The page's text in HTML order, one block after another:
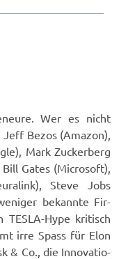
Wer es nicht
Bezos (Ama­zon),
Mark Zucker­berg
Gates (Micro­soft),
Ste­ve Jobs
bekann­te Fir­
Hype kri­tisch
irre Spass für Elon
& Co., die Inno­va­tio­